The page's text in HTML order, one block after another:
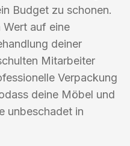
Budget zu schonen.
auf eine
deiner
Mitarbeiter
Verpackung
deine Möbel und
unbeschadet in